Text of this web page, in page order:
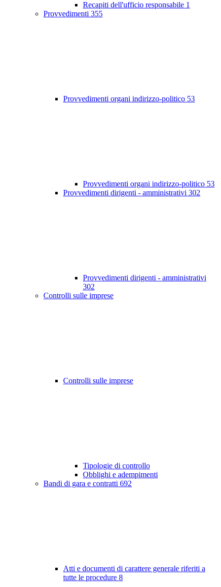
Recapiti dell'ufficio responsabile 1
Provvedimenti 355
Provvedimenti organi indirizzo-politico 53
Provvedimenti organi indirizzo-politico 53
Provvedimenti dirigenti - amministrativi 302
Provvedimenti dirigenti - amministrativi
302
Controlli sulle imprese
Controlli sulle imprese
Tipologie di controllo
Obblighi e adempimenti
Bandi di gara e contratti 692
Atti e documenti di carattere generale riferiti a
tutte le procedure 8